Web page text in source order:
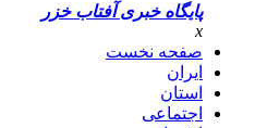
پایگاه خبری آفتاب خزر
x
صفحه نخست
ایران
استان
اجتماعی